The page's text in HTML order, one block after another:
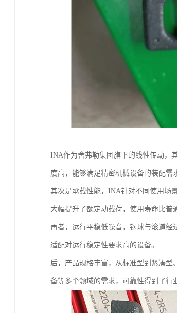
INA作为舍弗勒集团旗下的线性传动，
度高，能够满足精密机械设备的装配需
其次是承载性能，INA针对不同使用场
大幅提升了额定动载荷，使用寿命比普
再者，运行平稳低噪音，钢球与滚道经
适配对运行稳定性要求高的设备。
后，产品规格丰富，从标准型到紧凑
备等多个领域的需求，可靠性得到了行